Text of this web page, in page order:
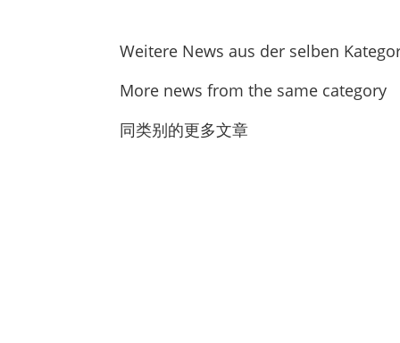
Weitere News aus der selben
More news from the same category
同类别的更多文章